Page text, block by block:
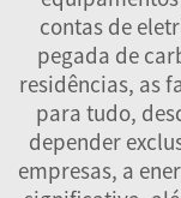
contas de
pegada de
residências, as
para tudo,
depender
empresas, a